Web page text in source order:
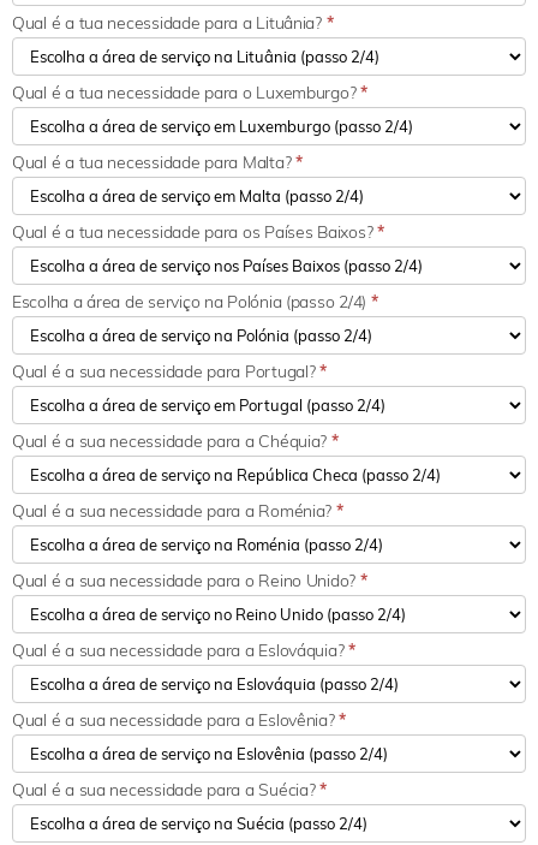
Qual é a tua necessidade para a Lituânia? *
Qual é a tua necessidade para o Luxemburgo?*
Qual é a tua necessidade para Malta?*
Qual é a tua necessidade para os Países Baixos?*
Escolha a área de serviço na Polónia (passo 2/4) *
Qual é a sua necessidade para Portugal?*
Qual é a sua necessidade para a Chéquia? *
Qual é a sua necessidade para a Roménia? *
Qual é a sua necessidade para o Reino Unido? *
Qual é a sua necessidade para a Eslováquia?*
Qual é a sua necessidade para a Eslovênia?*
Qual é a sua necessidade para a Suécia?*